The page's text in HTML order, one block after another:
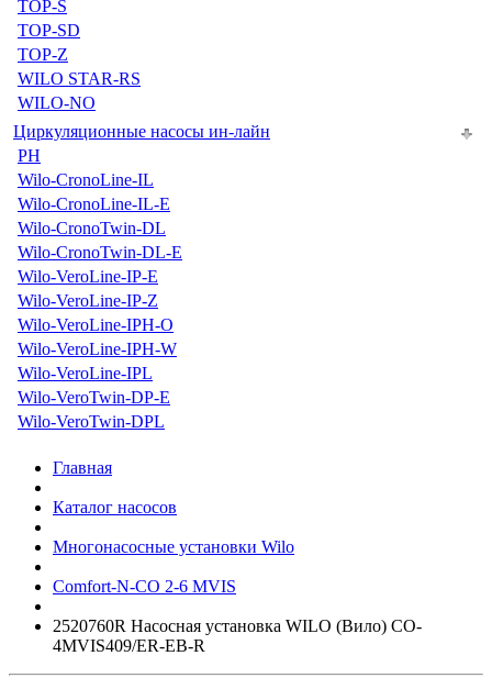
TOP-S
TOP-SD
TOP-Z
WILO STAR-RS
WILO-NO
Циркуляционные насосы ин-лайн
PH
Wilo-CronoLine-IL
Wilo-CronoLine-IL-E
Wilo-CronoTwin-DL
Wilo-CronoTwin-DL-E
Wilo-VeroLine-IP-E
Wilo-VeroLine-IP-Z
Wilo-VeroLine-IPH-O
Wilo-VeroLine-IPH-W
Wilo-VeroLine-IPL
Wilo-VeroTwin-DP-E
Wilo-VeroTwin-DPL
Главная
Каталог насосов
Многонасосные установки Wilo
Comfort-N-CO 2-6 MVIS
2520760R Насосная установка WILO (Вило) CO-
4MVIS409/ER-EB-R